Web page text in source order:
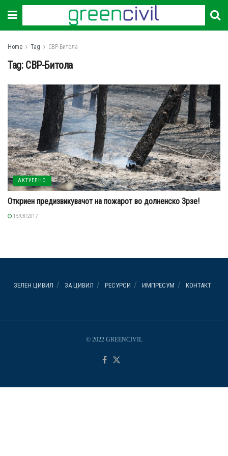
Home Tag СВР-Битола
Tag: СВР-Битола
АКТУЕЛНО
Откриен предизвикувачот на пожарот во долненско Зрзе!
15/08/2017
ЗЕЛЕН ЦИВИЛ ЗА ЦИВИЛ РЕСУРСИ ИМПРЕСУМ КОНТАКТ
© 2022 GREENCIVIL